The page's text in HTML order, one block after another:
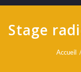
Stage
Accueil